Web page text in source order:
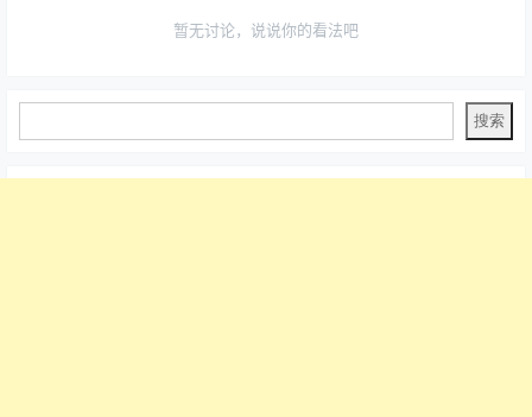
暂无讨论，说说你的看法吧